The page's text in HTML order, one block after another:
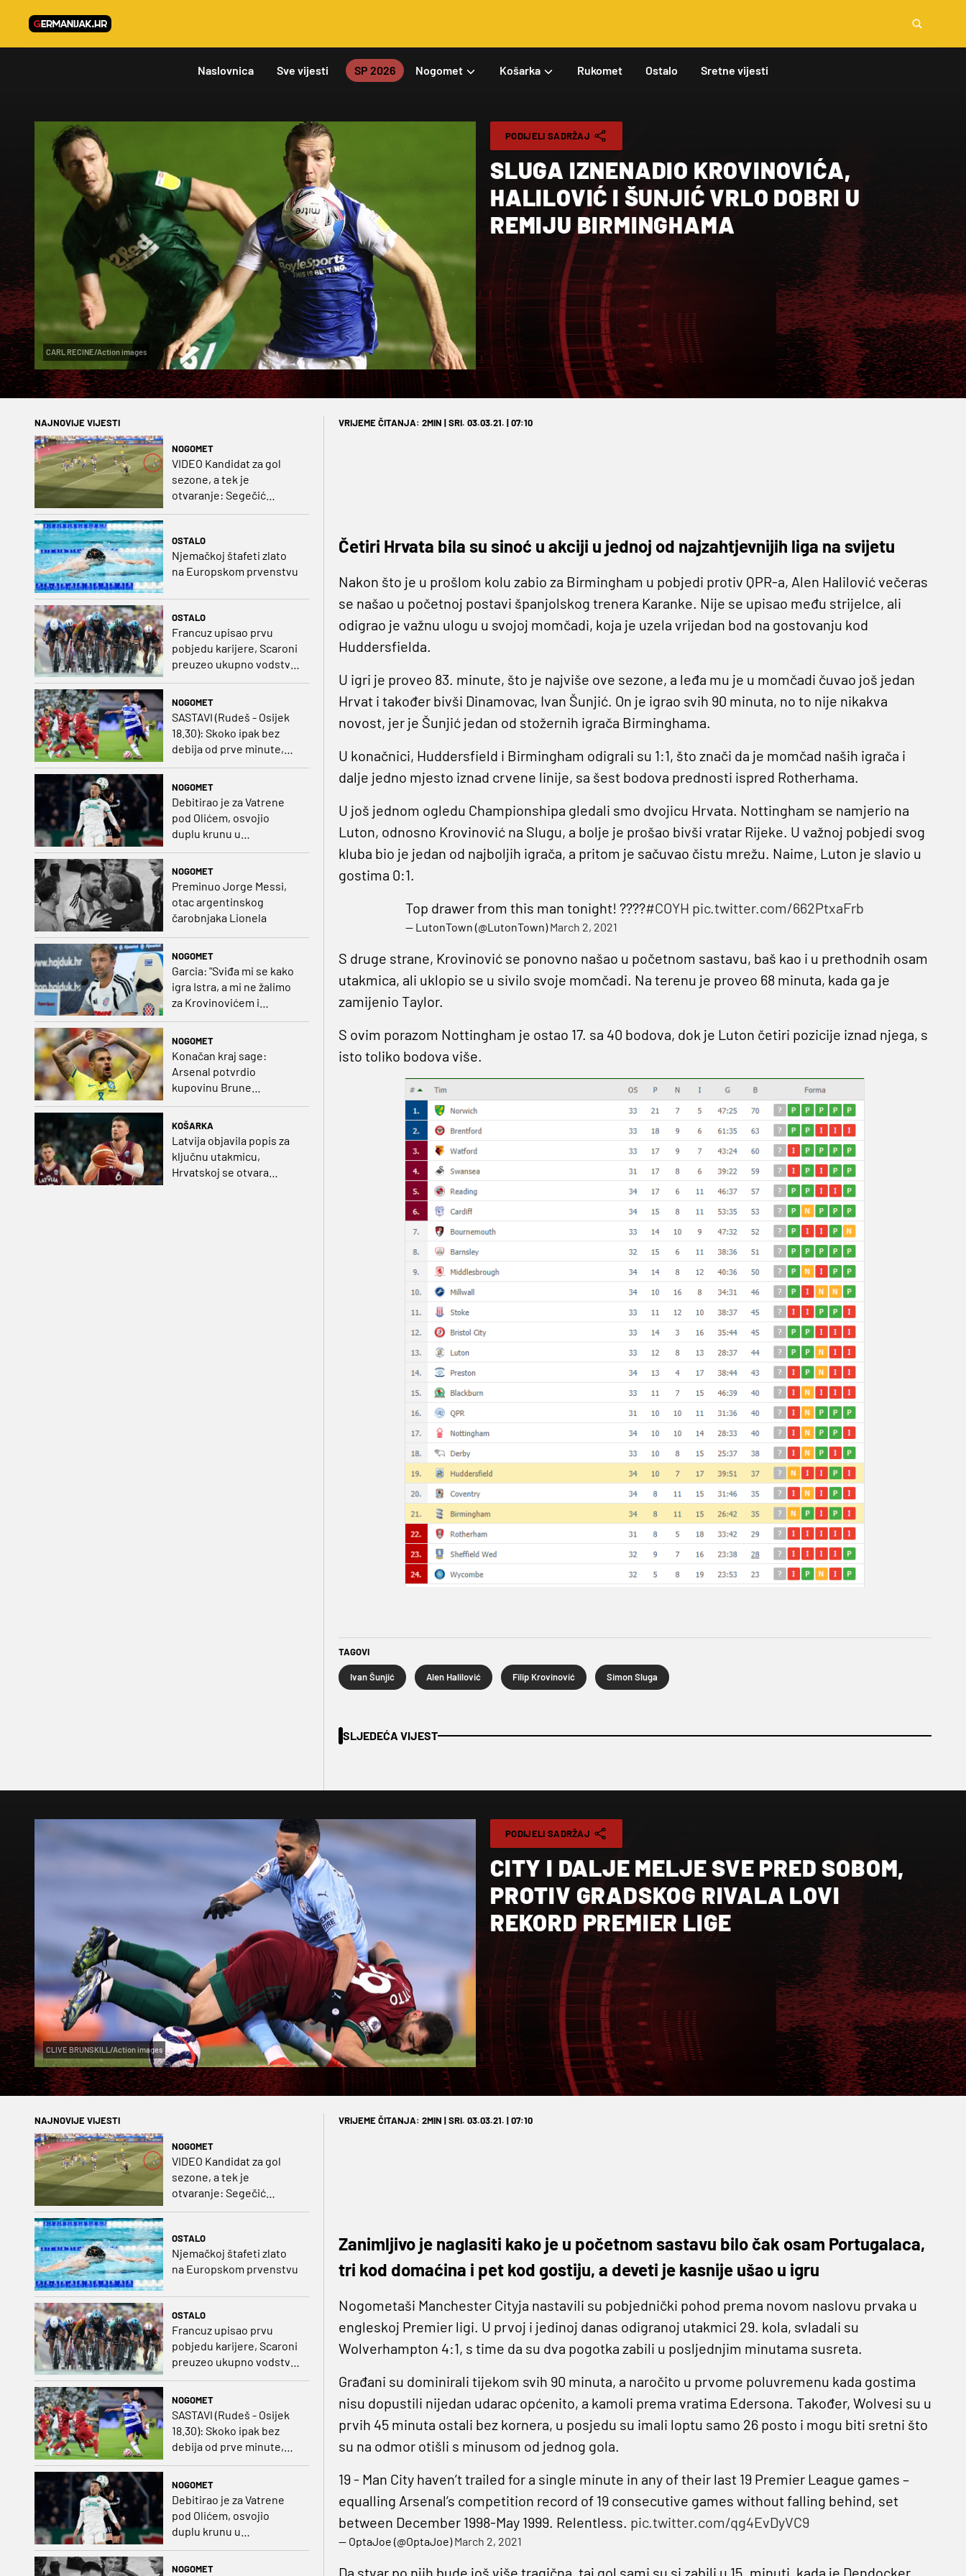
Naslovnica Sve vijesti SP 2026 Nogomet Košarka Rukomet Ostalo Sretne vijesti
CARL RECINE/Action images
PODIJELI SADRŽAJ
SLUGA IZNENADIO KROVINOVIĆA,
HALILOVIĆ I ŠUNJIĆ VRLO DOBRI U
REMIJU BIRMINGHAMA
NAJNOVIJE VIJESTI
NOGOMET
VIDEO Kandidat za gol
sezone, a tek je
otvaranje: Segečić
OSTALO
Njemačkoj štafeti zlato
na Europskom prvenstvu
OSTALO
Francuz upisao prvu
pobjedu karijere, Scaroni
preuzeo ukupno vodstvo
u Poljskoj
NOGOMET
SASTAVI (Rudeš - Osijek
18.30): Skoko ipak bez
debija od prve minute,
gosti promijenili
prvo kolo
NOGOMET
Debitirao je za Vatrene
pod Olićem, osvojio
duplu krunu u
NOGOMET
Preminuo Jorge Messi,
otac argentinskog
čarobnjaka Lionela
NOGOMET
Garcia: "Sviđa mi se kako
igra Istra, a mi ne žalimo
za Krovinovićem i
Guillamonom. Selahi?
NOGOMET
Konačan kraj sage:
Arsenal potvrdio
kupovinu Brune
KOŠARKA
Latvija objavila popis za
ključnu utakmicu,
Hrvatskoj se otvara
VRIJEME ČITANJA: 2MIN | SRI. 03.03.21. | 07:10
Četiri Hrvata bila su sinoć u akciji u jednoj od najzahtjevnijih liga na svijetu
Nakon što je u prošlom kolu zabio za Birmingham u pobjedi protiv QPR-a, Alen Halilović večeras
se našao u početnoj postavi španjolskog trenera Karanke. Nije se upisao među strijelce, ali
odigrao je važnu ulogu u svojoj momčadi, koja je uzela vrijedan bod na gostovanju kod
Huddersfielda.
U igri je proveo 83. minute, što je najviše ove sezone, a leđa mu je u momčadi čuvao još jedan
Hrvat i također bivši Dinamovac, Ivan Šunjić. On je igrao svih 90 minuta, no to nije nikakva
novost, jer je Šunjić jedan od stožernih igrača Birminghama.
U konačnici, Huddersfield i Birmingham odigrali su 1:1, što znači da je momčad naših igrača i
dalje jedno mjesto iznad crvene linije, sa šest bodova prednosti ispred Rotherhama.
U još jednom ogledu Championshipa gledali smo dvojicu Hrvata. Nottingham se namjerio na
Luton, odnosno Krovinović na Slugu, a bolje je prošao bivši vratar Rijeke. U važnoj pobjedi svog
kluba bio je jedan od najboljih igrača, a pritom je sačuvao čistu mrežu. Naime, Luton je slavio u
gostima 0:1.
Top drawer from this man tonight! ????#COYH pic.twitter.com/662PtxaFrb
— LutonTown (@LutonTown)March 2, 2021
S druge strane, Krovinović se ponovno našao u početnom sastavu, baš kao i u prethodnih osam
utakmica, ali uklopio se u sivilo svoje momčadi. Na terenu je proveo 68 minuta, kada ga je
zamijenio Taylor.
S ovim porazom Nottingham je ostao 17. sa 40 bodova, dok je Luton četiri pozicije iznad njega, s
isto toliko bodova više.
TAGOVI
Ivan Šunjić Alen Halilović Filip Krovinović Simon Sluga
SLJEDEĆA VIJEST
CLIVE BRUNSKILL/Action images
PODIJELI SADRŽAJ
CITY I DALJE MELJE SVE PRED SOBOM,
PROTIV GRADSKOG RIVALA LOVI
REKORD PREMIER LIGE
NAJNOVIJE VIJESTI
NOGOMET
VIDEO Kandidat za gol
sezone, a tek je
otvaranje: Segečić
OSTALO
Njemačkoj štafeti zlato
na Europskom prvenstvu
OSTALO
Francuz upisao prvu
pobjedu karijere, Scaroni
preuzeo ukupno vodstvo
u Poljskoj
NOGOMET
SASTAVI (Rudeš - Osijek
18.30): Skoko ipak bez
debija od prve minute,
prvo kolo
NOGOMET
Debitirao je za Vatrene
pod Olićem, osvojio
duplu krunu u
NOGOMET
VRIJEME ČITANJA: 2MIN | SRI. 03.03.21. | 07:10
Zanimljivo je naglasiti kako je u početnom sastavu bilo čak osam Portugalaca,
tri kod domaćina i pet kod gostiju, a deveti je kasnije ušao u igru
Nogometaši Manchester Cityja nastavili su pobjednički pohod prema novom naslovu prvaka u
engleskoj Premier ligi. U prvoj i jedinoj danas odigranoj utakmici 29. kola, svladali su
Wolverhampton 4:1, s time da su dva pogotka zabili u posljednjim minutama susreta.
Građani su dominirali tijekom svih 90 minuta, a naročito u prvome poluvremenu kada gostima
nisu dopustili nijedan udarac općenito, a kamoli prema vratima Edersona. Također, Wolvesi su u
prvih 45 minuta ostali bez kornera, u posjedu su imali loptu samo 26 posto i mogu biti sretni što
su na odmor otišli s minusom od jednog gola.
19 - Man City haven’t trailed for a single minute in any of their last 19 Premier League games –
equalling Arsenal’s competition record of 19 consecutive games without falling behind, set
between December 1998-May 1999. Relentless. pic.twitter.com/qg4EvDyVC9
— OptaJoe (@OptaJoe)March 2, 2021